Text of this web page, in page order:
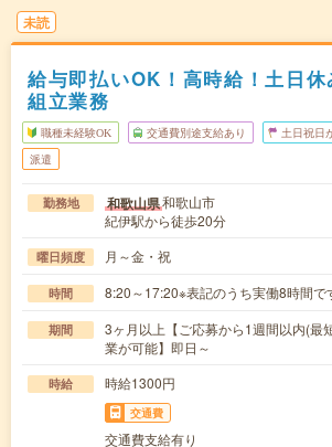
未読
給与即払いOK！高時給！土日
組立業務
職種未経験OK 交通費別途支給あり 土日祝日
派遣
勤務地 和歌山県和歌山市
紀伊駅から徒歩20分
曜日頻度 月～金・祝
時間 8:20～17:20※表記のうち実働8時間で
期間
3ヶ月以上【ご応募から1週間以内(最
業が可能】即日～
時給 時給1300円
交通費
交通費支給有り